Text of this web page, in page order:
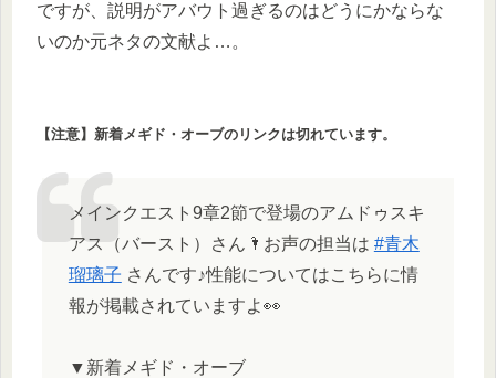
ですが、説明がアバウト過ぎるのはどうにかならな
いのか元ネタの文献よ…。
【注意】新着メギド・オーブのリンクは切れています。
メインクエスト9章2節で登場のアムドゥスキ
アス（バースト）さん🌂お声の担当は #青木
瑠璃子 さんです♪性能についてはこちらに情
報が掲載されていますよ👀
▼新着メギド・オーブ